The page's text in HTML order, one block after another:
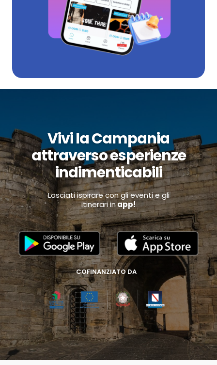
Vivi la Campania
attraverso esperienze
indimenticabili
Lasciati ispirare con gli eventi e gli
itinerari inapp!
COFINANZIATO DA